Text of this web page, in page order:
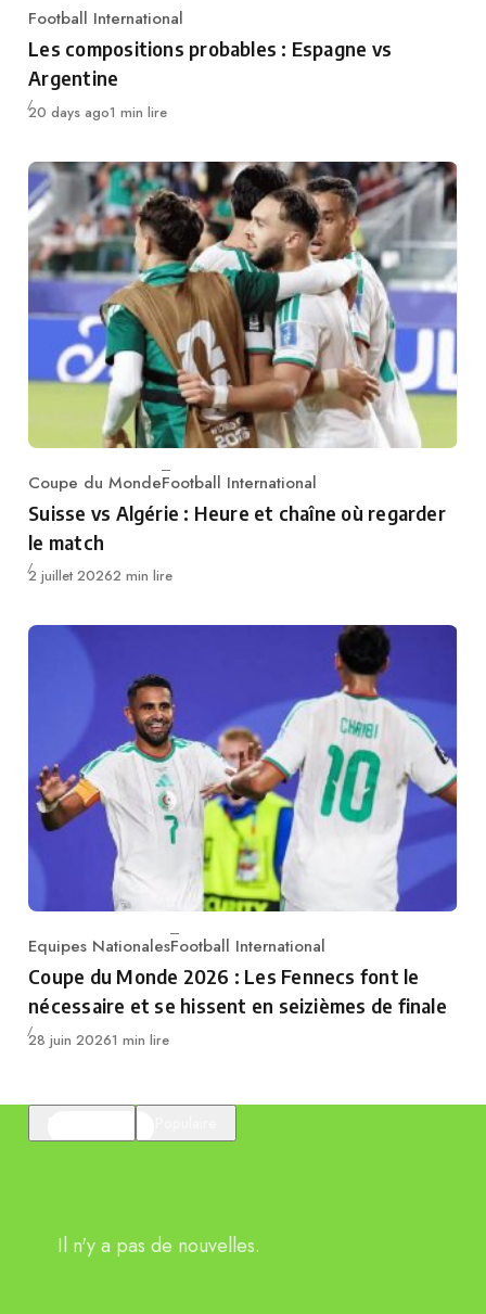
Category
Football International
Les compositions probables : Espagne vs
Argentine
Publié
20 days ago1 min lire
Category
Coupe du MondeFootball International
Suisse vs Algérie : Heure et chaîne où regarder
le match
Publié
2 juillet 20262 min lire
Category
Equipes NationalesFootball International
Coupe du Monde 2026 : Les Fennecs font le
nécessaire et se hissent en seizièmes de finale
Publié
28 juin 20261 min lire
Il n'y a pas de nouvelles.